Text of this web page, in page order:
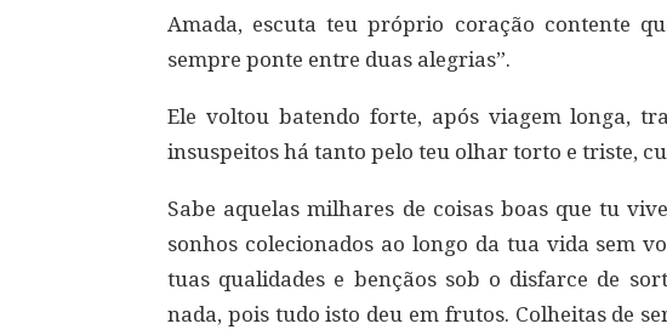
Amada, escuta teu próprio coração contente
sempre ponte entre duas alegrias”.
Ele voltou batendo forte, após viagem longa,
insuspeitos há tanto pelo teu olhar torto e triste,
Sabe aquelas milhares de coisas boas que tu
sonhos colecionados ao longo da tua vida sem
tuas qualidades e bençãos sob o disfarce de
nada, pois tudo isto deu em frutos. Colheitas de